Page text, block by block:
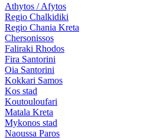
Athytos / Afytos
Regio Chalkidiki
Regio Chania Kreta
Chersonissos
Faliraki Rhodos
Fira Santorini
Oia Santorini
Kokkari Samos
Kos stad
Koutouloufari
Matala Kreta
Mykonos stad
Naoussa Paros